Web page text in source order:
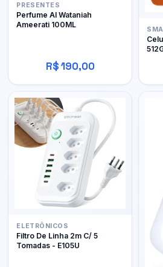
PRESENTES
Perfume Al Wataniah
Ameerati 100ML
R$ 190,00
ELETRÔNICOS
Filtro De Linha 2m C/ 5
Tomadas - E105U